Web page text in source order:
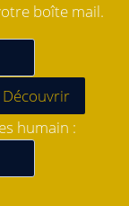
boîte mail.
humain :